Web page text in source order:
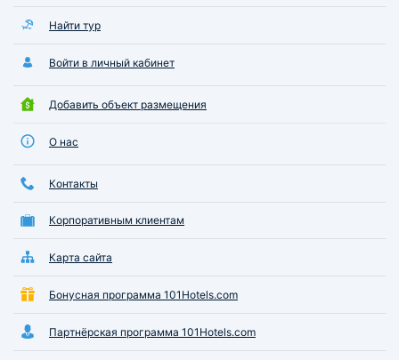
полноценного
ортопедический
необходимой
открывает
прямо во время
поддерживается
до стерильного
Найти тур
Войти в личный кабинет
Добавить объект размещения
О нас
Контакты
Корпоративным клиентам
Карта сайта
Бонусная программа 101Hotels.com
Партнёрская программа 101Hotels.com